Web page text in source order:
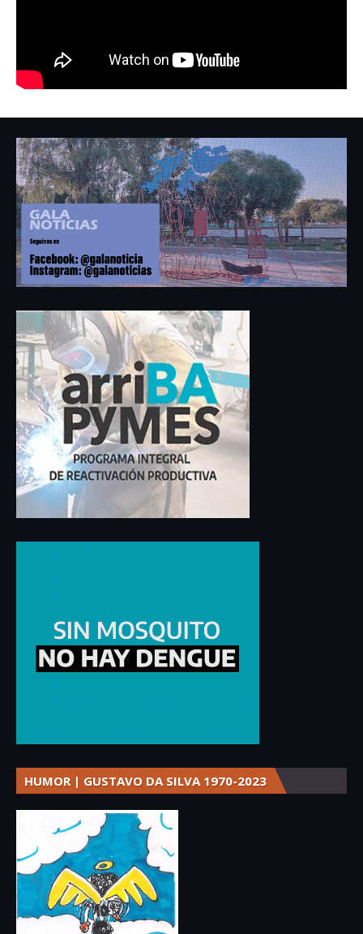
HUMOR | GUSTAVO DA SILVA 1970-2023